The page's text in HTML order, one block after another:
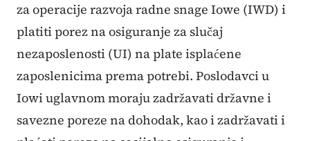
za operacije razvoja radne snage Iowe (IWD) i
platiti porez na osiguranje za slučaj
nezaposlenosti (UI) na plate isplaćene
zaposlenicima prema potrebi. Poslodavci u
Iowi uglavnom moraju zadržavati državne i
savezne poreze na dohodak, kao i zadržavati i